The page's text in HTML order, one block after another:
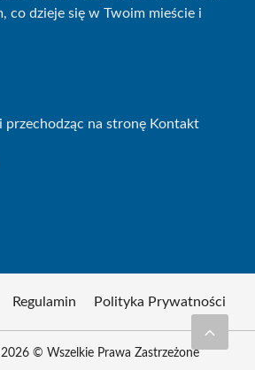
co dzieje się w Twoim mieście i
przechodząc na stronę Kontakt
Regulamin Polityka Prywatności
© Wszelkie Prawa Zastrzeżone